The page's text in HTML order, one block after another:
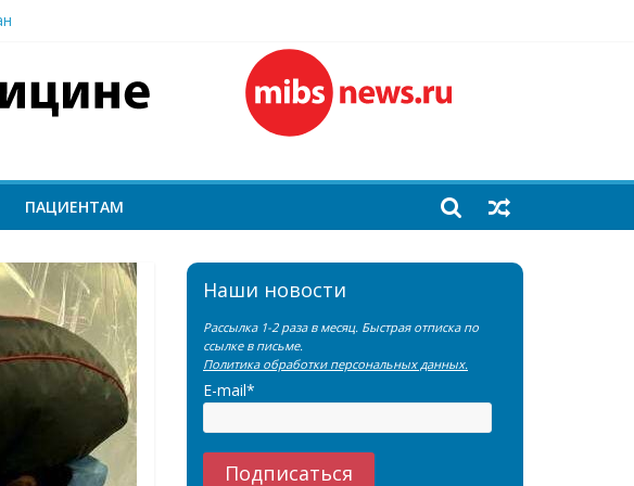
на пациентах
конференции SNMMI
ПАЦИЕНТАМ
Наши новости
Рассылка 1-2 раза в месяц. Быстрая отписка по
ссылке в письме.
Политика обработки персональных данных.
E-mail*